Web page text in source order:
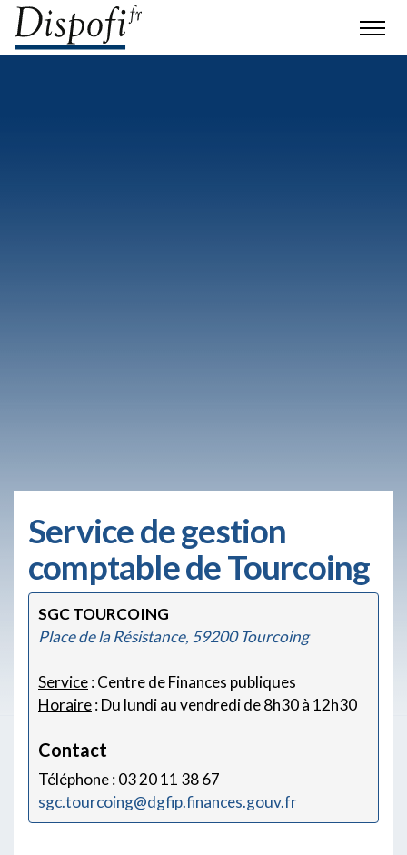
Service de gestion
comptable de Tourcoing
SGC TOURCOING
Place de la Résistance, 59200 Tourcoing
Service: Centre de Finances publiques
Horaire: Du lundi au vendredi de 8h30 à 12h30
Contact
Téléphone : 03 20 11 38 67
sgc.tourcoing@dgfip.finances.gouv.fr